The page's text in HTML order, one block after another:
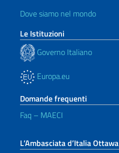
Dove siamo nel mondo
Le Istituzioni
Governo Italiano
Europa.eu
Domande frequenti
Faq – MAECI
L’Ambasciata d’Italia Ottawa